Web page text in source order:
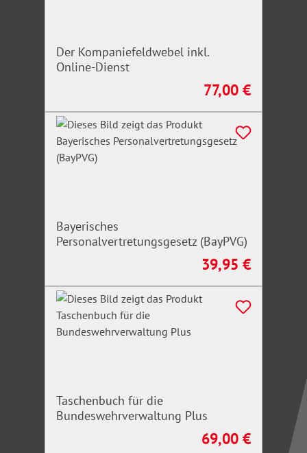
Der Kompaniefeldwebel inkl.
Online-Dienst
Regulärer Preis:
77,00 €
Bayerisches
Personalvertretungsgesetz (BayPVG)
Regulärer Preis:
39,95 €
Taschenbuch für die
Bundeswehrverwaltung Plus
Regulärer Preis:
69,00 €